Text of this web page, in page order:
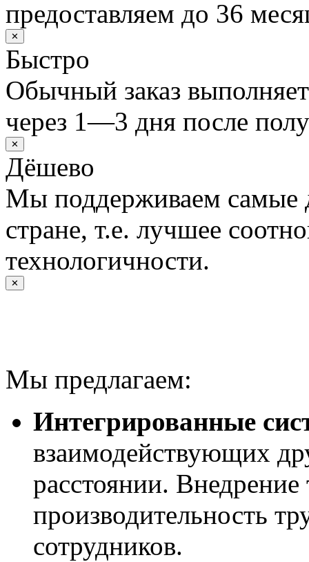
предоставляем до 36
✕
Быстро
Обычный заказ
через 1—3 дня после
✕
Дёшево
Мы поддерживаем самые
стране, т.е. лучшее
технологичности.
✕
Мы предлагаем:
Интегрированные
взаимодействующих
расстоянии.
производительность
сотрудников.